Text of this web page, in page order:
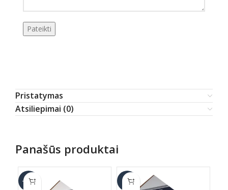
Pristatymas
Atsiliepimai (0)
Panašūs produktai
-17% -6%